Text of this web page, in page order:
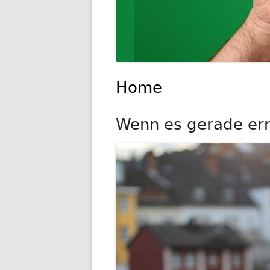
Home
Wenn es gerade